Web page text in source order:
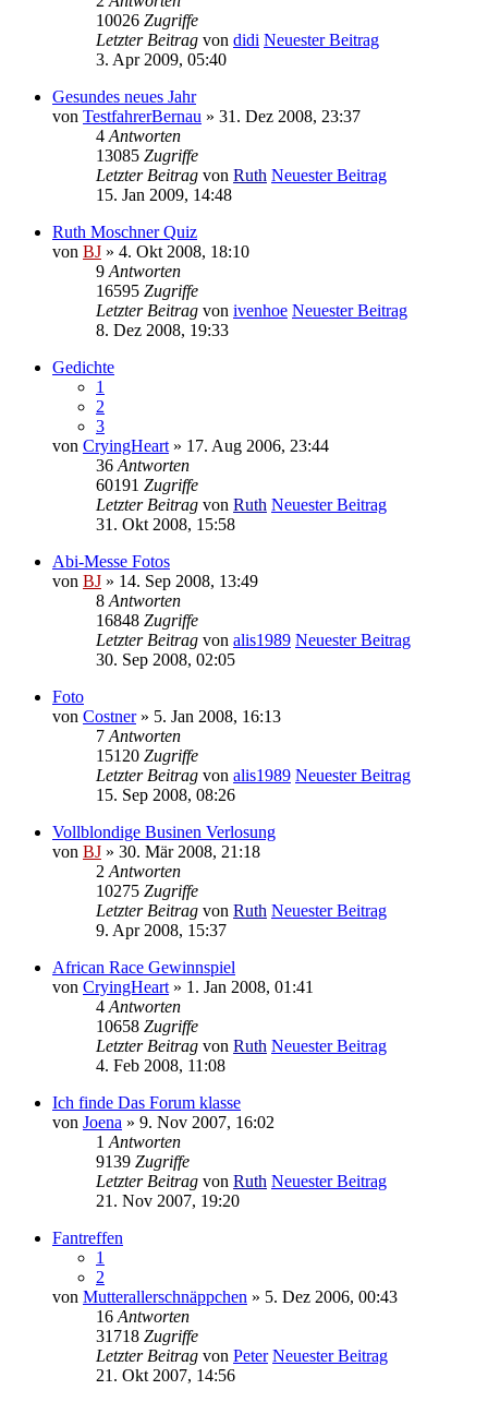
10026 Zugriffe
Letzter Beitrag von didi Neuester Beitrag
3. Apr 2009, 05:40
Gesundes neues Jahr
von TestfahrerBernau » 31. Dez 2008, 23:37
4 Antworten
13085 Zugriffe
Letzter Beitrag von Ruth Neuester Beitrag
15. Jan 2009, 14:48
Ruth Moschner Quiz
von BJ » 4. Okt 2008, 18:10
9 Antworten
16595 Zugriffe
Letzter Beitrag von ivenhoe Neuester Beitrag
8. Dez 2008, 19:33
Gedichte
1
2
3
von CryingHeart » 17. Aug 2006, 23:44
36 Antworten
60191 Zugriffe
Letzter Beitrag von Ruth Neuester Beitrag
31. Okt 2008, 15:58
Abi-Messe Fotos
von BJ » 14. Sep 2008, 13:49
8 Antworten
16848 Zugriffe
Letzter Beitrag von alis1989 Neuester Beitrag
30. Sep 2008, 02:05
Foto
von Costner» 5. Jan 2008, 16:13
7 Antworten
15120 Zugriffe
Letzter Beitrag von alis1989 Neuester Beitrag
15. Sep 2008, 08:26
Vollblondige Businen Verlosung
von BJ » 30. Mär 2008, 21:18
2 Antworten
10275 Zugriffe
Letzter Beitrag von Ruth Neuester Beitrag
9. Apr 2008, 15:37
African Race Gewinnspiel
von CryingHeart » 1. Jan 2008, 01:41
4 Antworten
10658 Zugriffe
Letzter Beitrag von Ruth Neuester Beitrag
4. Feb 2008, 11:08
Ich finde Das Forum klasse
von Joena » 9. Nov 2007, 16:02
1 Antworten
9139 Zugriffe
Letzter Beitrag von Ruth Neuester Beitrag
21. Nov 2007, 19:20
Fantreffen
1
2
von Mutterallerschnäppchen » 5. Dez 2006, 00:43
16 Antworten
31718 Zugriffe
Letzter Beitrag von Peter Neuester Beitrag
21. Okt 2007, 14:56